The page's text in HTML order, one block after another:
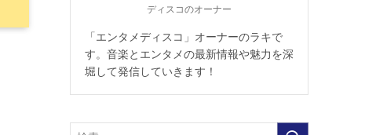
ディスコのオーナー
「エンタメディスコ」オーナーのラキで
す。音楽とエンタメの最新情報や魅力を深
堀して発信していきます！